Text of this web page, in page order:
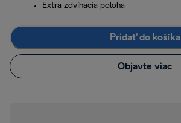
Extra zdvíhacia poloha
Pridať do košíka
Objavte viac